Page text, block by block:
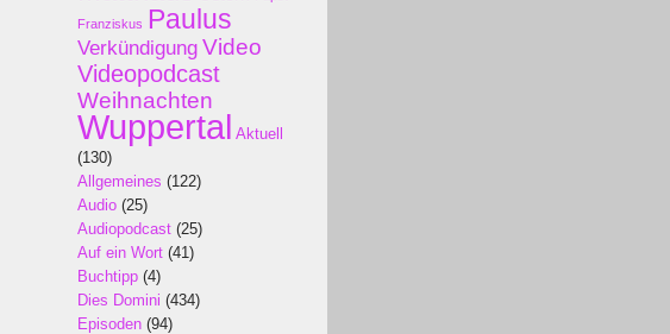
Franziskus Paulus
Verkündigung Video
Videopodcast
Weihnachten
Wuppertal Aktuell
(130)
Allgemeines (122)
Audio (25)
Audiopodcast (25)
Auf ein Wort (41)
Buchtipp (4)
Dies Domini (434)
Episoden (94)